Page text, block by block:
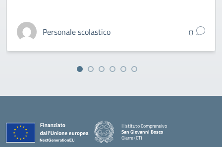
Personale scolastico 0
II Istituto Comprensivo
San Giovanni Bosco
Giarre (CT)